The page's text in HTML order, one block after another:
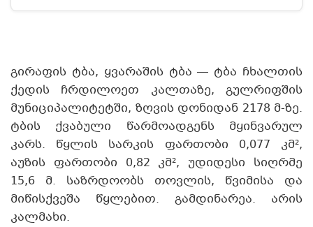
გირაფის ტბა, ყვარაშის ტბა — ტბა ჩხალთის
ქედის ჩრდილოეთ კალთაზე, გულრიფშის
მუნიციპალიტეტში, ზღვის დონიდან 2178 მ-ზე.
ტბის ქვაბული წარმოადგენს მყინვარულ
კარს. წყლის სარკის ფართობი 0,077 კმ²,
აუზის ფართობი 0,82 კმ², უდიდესი სიღრმე
15,6 მ. საზრდოობს თოვლის, წვიმისა და
მიწისქვეშა წყლებით. გამდინარეა. არის
კალმახი.